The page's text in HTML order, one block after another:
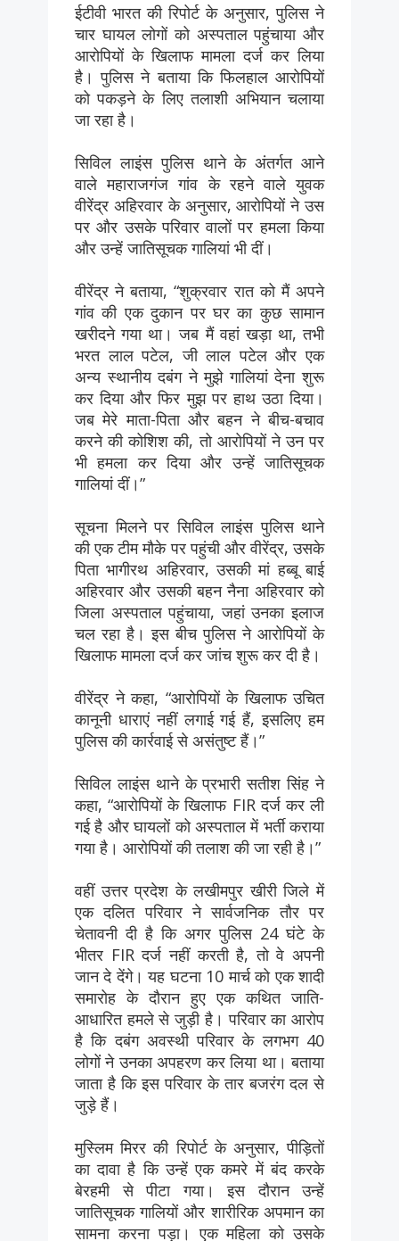
ईटीवी भारत की रिपोर्ट के अनुसार, पुलिस ने
चार घायल लोगों को अस्पताल पहुंचाया और
आरोपियों के खिलाफ मामला दर्ज कर लिया
है। पुलिस ने बताया कि फिलहाल आरोपियों
को पकड़ने के लिए तलाशी अभियान चलाया
जा रहा है।
सिविल लाइंस पुलिस थाने के अंतर्गत आने
वाले महाराजगंज गांव के रहने वाले युवक
वीरेंद्र अहिरवार के अनुसार, आरोपियों ने उस
पर और उसके परिवार वालों पर हमला किया
और उन्हें जातिसूचक गालियां भी दीं।
वीरेंद्र ने बताया, “शुक्रवार रात को मैं अपने
गांव की एक दुकान पर घर का कुछ सामान
खरीदने गया था। जब मैं वहां खड़ा था, तभी
भरत लाल पटेल, जी लाल पटेल और एक
अन्य स्थानीय दबंग ने मुझे गालियां देना शुरू
कर दिया और फिर मुझ पर हाथ उठा दिया।
जब मेरे माता-पिता और बहन ने बीच-बचाव
करने की कोशिश की, तो आरोपियों ने उन पर
भी हमला कर दिया और उन्हें जातिसूचक
गालियां दीं।”
सूचना मिलने पर सिविल लाइंस पुलिस थाने
की एक टीम मौके पर पहुंची और वीरेंद्र, उसके
पिता भागीरथ अहिरवार, उसकी मां हब्बू बाई
अहिरवार और उसकी बहन नैना अहिरवार को
जिला अस्पताल पहुंचाया, जहां उनका इलाज
चल रहा है। इस बीच पुलिस ने आरोपियों के
खिलाफ मामला दर्ज कर जांच शुरू कर दी है।
वीरेंद्र ने कहा, “आरोपियों के खिलाफ उचित
कानूनी धाराएं नहीं लगाई गई हैं, इसलिए हम
पुलिस की कार्रवाई से असंतुष्ट हैं।”
सिविल लाइंस थाने के प्रभारी सतीश सिंह ने
कहा, “आरोपियों के खिलाफ FIR दर्ज कर ली
गई है और घायलों को अस्पताल में भर्ती कराया
गया है। आरोपियों की तलाश की जा रही है।”
वहीं उत्तर प्रदेश के लखीमपुर खीरी जिले में
एक दलित परिवार ने सार्वजनिक तौर पर
चेतावनी दी है कि अगर पुलिस 24 घंटे के
भीतर FIR दर्ज नहीं करती है, तो वे अपनी
जान दे देंगे। यह घटना 10 मार्च को एक शादी
समारोह के दौरान हुए एक कथित जाति-
आधारित हमले से जुड़ी है। परिवार का आरोप
है कि दबंग अवस्थी परिवार के लगभग 40
लोगों ने उनका अपहरण कर लिया था। बताया
जाता है कि इस परिवार के तार बजरंग दल से
जुड़े हैं।
मुस्लिम मिरर की रिपोर्ट के अनुसार, पीड़ितों
का दावा है कि उन्हें एक कमरे में बंद करके
बेरहमी से पीटा गया। इस दौरान उन्हें
जातिसूचक गालियों और शारीरिक अपमान का
सामना करना पड़ा। एक महिला को उसके